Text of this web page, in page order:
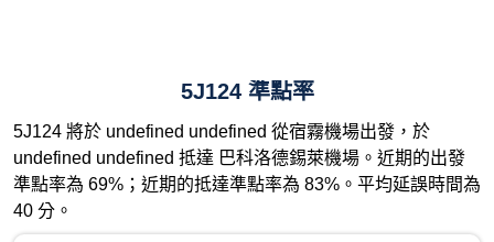
5J124 準點率
5J124 將於 undefined undefined 從宿霧機場出發，於
undefined undefined 抵達 巴科洛德錫萊機場。近期的出發
準點率為 69%；近期的抵達準點率為 83%。平均延誤時間為
40 分。